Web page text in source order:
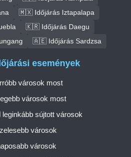
🇲🇽 Időjárás Iztapalapa
🇰🇷 Időjárás Daegu
🇦🇪 Időjárás Sardzsa
események
városok most
városok most
sújtott városok
városok
városok